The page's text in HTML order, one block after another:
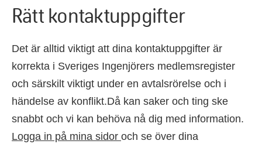
Rätt kontaktuppgifter
Det är alltid viktigt att dina kontaktuppgifter är
korrekta i Sveriges Ingenjörers medlemsregister
och särskilt viktigt under en avtalsrörelse och i
händelse av konflikt.Då kan saker och ting ske
snabbt och vi kan behöva nå dig med information.
Logga in på mina sidor och se över dina